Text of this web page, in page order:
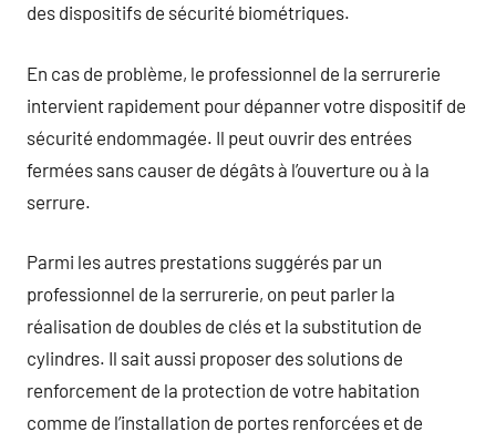
des dispositifs de sécurité biométriques.
En cas de problème, le professionnel de la serrurerie
intervient rapidement pour dépanner votre dispositif de
sécurité endommagée. Il peut ouvrir des entrées
fermées sans causer de dégâts à l’ouverture ou à la
serrure.
Parmi les autres prestations suggérés par un
professionnel de la serrurerie, on peut parler la
réalisation de doubles de clés et la substitution de
cylindres. Il sait aussi proposer des solutions de
renforcement de la protection de votre habitation
comme de l’installation de portes renforcées et de